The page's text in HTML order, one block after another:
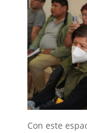
Con este